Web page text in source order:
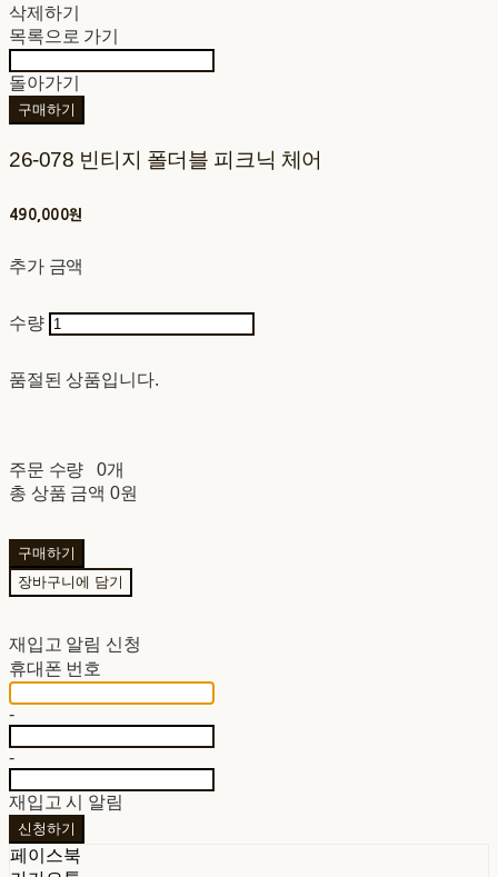
삭제하기
목록으로 가기
돌아가기
구매하기
26-078 빈티지 폴더블 피크닉 체어
490,000원
추가 금액
수량
품절된 상품입니다.
주문 수량
0개
총 상품 금액 0원
구매하기
장바구니에 담기
재입고 알림 신청
휴대폰 번호
-
-
재입고 시 알림
신청하기
페이스북